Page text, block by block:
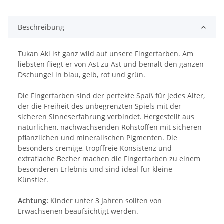
Beschreibung
Tukan Aki ist ganz wild auf unsere Fingerfarben. Am
liebsten fliegt er von Ast zu Ast und bemalt den ganzen
Dschungel in blau, gelb, rot und grün.
Die Fingerfarben sind der perfekte Spaß für jedes Alter,
der die Freiheit des unbegrenzten Spiels mit der
sicheren Sinneserfahrung verbindet. Hergestellt aus
natürlichen, nachwachsenden Rohstoffen mit sicheren
pflanzlichen und mineralischen Pigmenten. Die
besonders cremige, tropffreie Konsistenz und
extraflache Becher machen die Fingerfarben zu einem
besonderen Erlebnis und sind ideal für kleine
Künstler.
Achtung: Kinder unter 3 Jahren sollten von
Erwachsenen beaufsichtigt werden.